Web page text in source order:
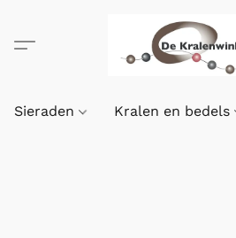
Sieraden Kralen en bedels